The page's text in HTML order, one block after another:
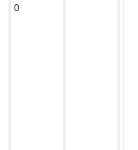
0